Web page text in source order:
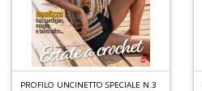
PROFILO UNCINETTO SPECIALE N.3